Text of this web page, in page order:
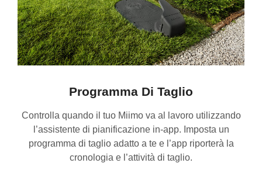
Programma Di Taglio
Controlla quando il tuo Miimo va al lavoro utilizzando
l’assistente di pianificazione in-app. Imposta un
programma di taglio adatto a te e l’app riporterà la
cronologia e l’attività di taglio.